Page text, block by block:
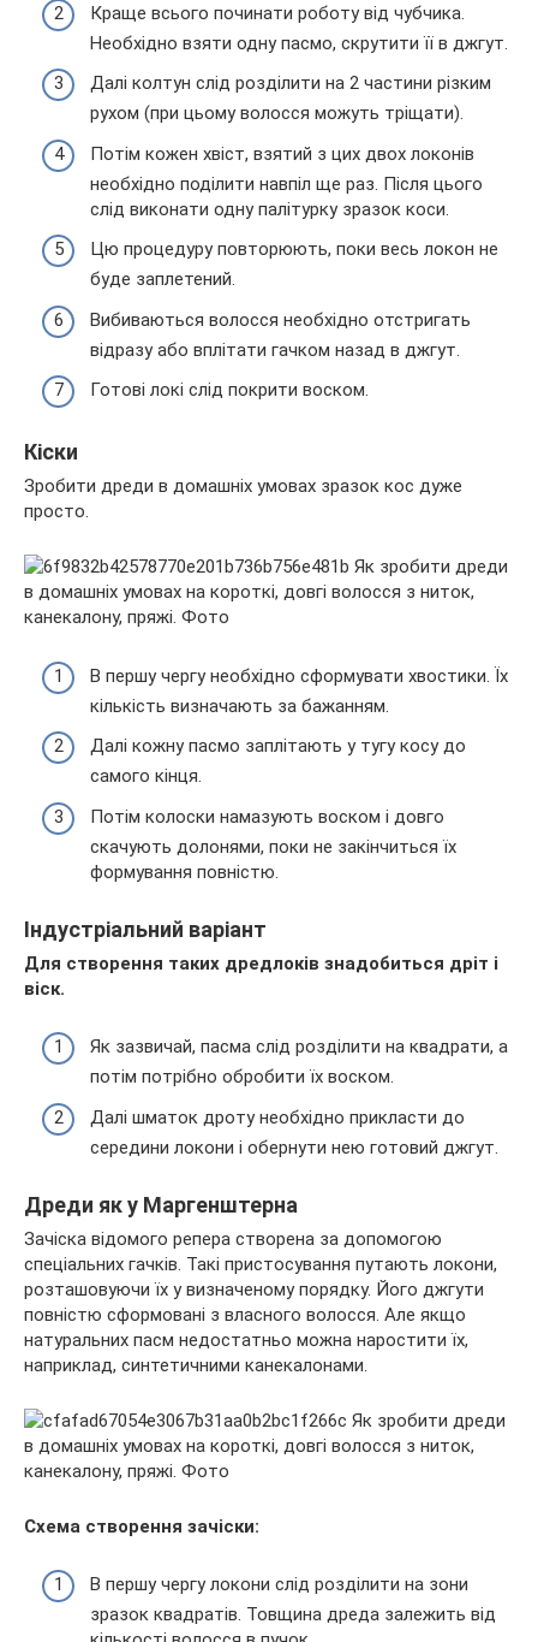
Краще всього починати роботу від чубчика.
Необхідно взяти одну пасмо, скрутити її в джгут.
Далі колтун слід розділити на 2 частини різким
рухом (при цьому волосся можуть тріщати).
Потім кожен хвіст, взятий з цих двох локонів
необхідно поділити навпіл ще раз. Після цього
слід виконати одну палітурку зразок коси.
Цю процедуру повторюють, поки весь локон не
буде заплетений.
Вибиваються волосся необхідно отстригать
відразу або вплітати гачком назад в джгут.
Готові локі слід покрити воском.
Кіски
Зробити дреди в домашніх умовах зразок кос дуже
просто.
В першу чергу необхідно сформувати хвостики. Їх
кількість визначають за бажанням.
Далі кожну пасмо заплітають у тугу косу до
самого кінця.
Потім колоски намазують воском і довго
скачують долонями, поки не закінчиться їх
формування повністю.
Індустріальний варіант
Для створення таких дредлоків знадобиться дріт і
віск.
Як зазвичай, пасма слід розділити на квадрати, а
потім потрібно обробити їх воском.
Далі шматок дроту необхідно прикласти до
середини локони і обернути нею готовий джгут.
Дреди як у Маргенштерна
Зачіска відомого репера створена за допомогою
спеціальних гачків. Такі пристосування путають локони,
розташовуючи їх у визначеному порядку. Його джгути
повністю сформовані з власного волосся. Але якщо
натуральних пасм недостатньо можна наростити їх,
наприклад, синтетичними канекалонами.
Схема створення зачіски:
В першу чергу локони слід розділити на зони
зразок квадратів. Товщина дреда залежить від